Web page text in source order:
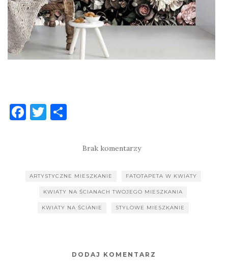
F
b
T
r
Brak komentarzy
ARTYSTYCZNE MIESZKANIE FATOTAPETA W KWIATY
KWIATY NA ŚCIANACH TWOJEGO MIESZKANIA
KWIATY NA ŚCIANIE STYLOWE MIESZKANIE
DODAJ KOMENTARZ